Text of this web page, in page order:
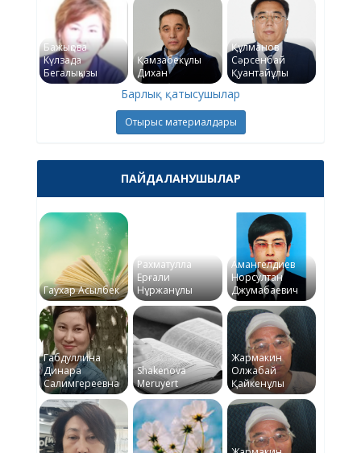
Бажықова
Күлзада
Бегалықызы
Қамзабекұлы
Дихан
Құлманов
Сәрсенбай
Қуантайұлы
Барлық қатысушылар
Отырыс материалдары
ПАЙДАЛАНУШЫЛАР
Гаухар Асылбек
Рахматулла
Ерғали
Нұржанұлы
Амангелдиев
Норсултан
Джумабаевич
Габдуллина
Динара
Салимгереевна
Shakenova
Meruyert
Жармакин
Олжабай
Қайкенұлы